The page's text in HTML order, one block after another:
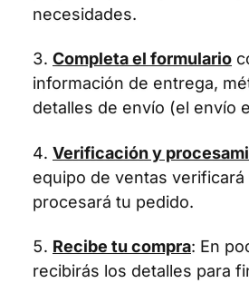
necesidades.
Completa el formulario
información de entrega,
detalles de envío (el envío
Verificación y
equipo de ventas
procesará tu pedido.
Recibe tu compra: En
recibirás los detalles para